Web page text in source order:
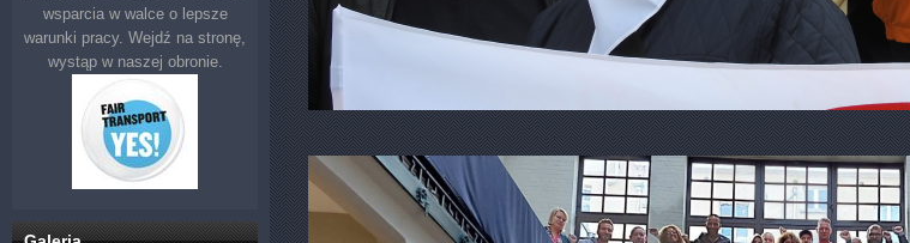
wsparcia w walce o lepsze
warunki pracy. Wejdź na stronę,
wystąp w naszej obronie.